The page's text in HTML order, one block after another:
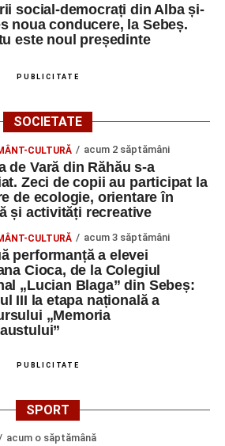
social-democrați din Alba și-
noua conducere, la Sebeș.
este noul președinte
PUBLICITATE
SOCIETATE
CULTURĂ acum 2 săptămâni
de Vară din Răhău s-a
Zeci de copii au participat la
de ecologie, orientare în
și activități recreative
CULTURĂ acum 3 săptămâni
performanță a elevei
Cioca, de la Colegiul
„Lucian Blaga” din Sebeș:
III la etapa națională a
„Memoria
PUBLICITATE
SPORT
acum o săptămână